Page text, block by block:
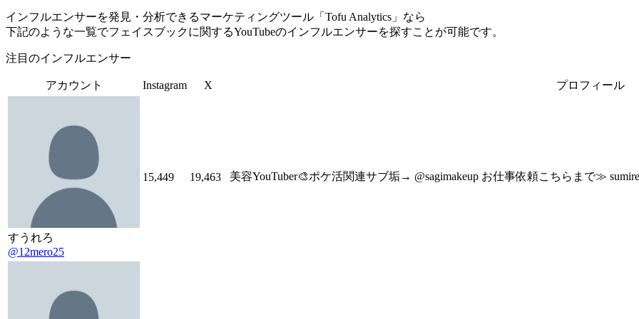
インフルエンサーを発見・分析できるマーケティングツール「Tofu Analytics」なら
下記のような一覧でフェイスブックに関するYouTubeのインフルエンサーを探すことが可能です。
注目のインフルエンサー
アカウント Instagram X プロフィール
すうれろ
@12mero25
15,449 19,463 美容YouTuber🎨ポケ活関連サブ垢→ @sagimakeup お仕事依頼こちらまで≫